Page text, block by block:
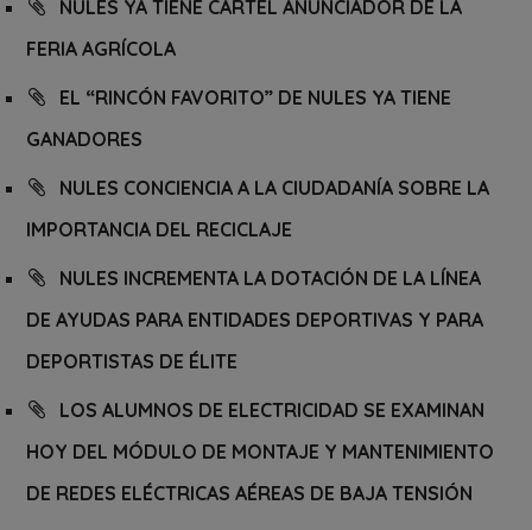
NULES YA TIENE CARTEL ANUNCIADOR DE LA
FERIA AGRÍCOLA
EL “RINCÓN FAVORITO” DE NULES YA TIENE
GANADORES
NULES CONCIENCIA A LA CIUDADANÍA SOBRE LA
IMPORTANCIA DEL RECICLAJE
NULES INCREMENTA LA DOTACIÓN DE LA LÍNEA
DE AYUDAS PARA ENTIDADES DEPORTIVAS Y PARA
DEPORTISTAS DE ÉLITE
LOS ALUMNOS DE ELECTRICIDAD SE EXAMINAN
HOY DEL MÓDULO DE MONTAJE Y MANTENIMIENTO
DE REDES ELÉCTRICAS AÉREAS DE BAJA TENSIÓN